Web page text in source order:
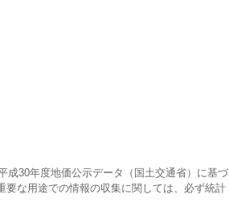
30年度地価公示データ（国土交通省）に基づ
な用途での情報の収集に関しては、必ず統計